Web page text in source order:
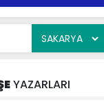
YAZARLARI